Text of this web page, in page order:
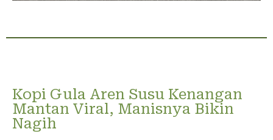
Kopi Gula Aren Susu Kenangan
Mantan Viral, Manisnya Bikin
Nagih